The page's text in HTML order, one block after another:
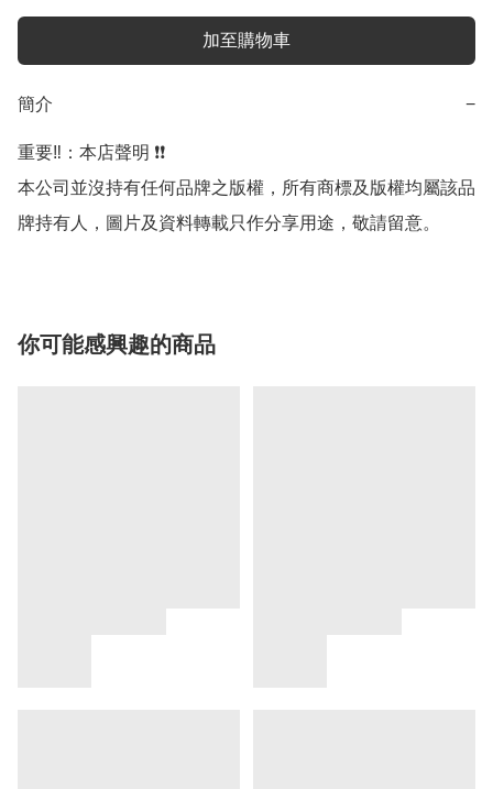
加至購物車
簡介 −
重要‼️：本店聲明 ❗️❗️
本公司並沒持有任何品牌之版權，所有商標及版權均屬該品
牌持有人，圖片及資料轉載只作分享用途，敬請留意。
你可能感興趣的商品